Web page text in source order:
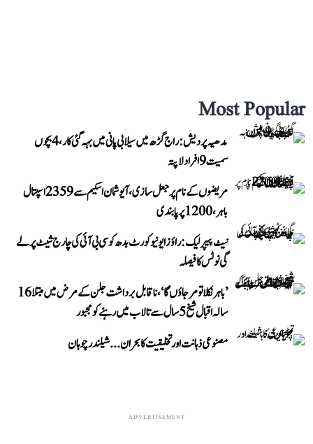
Most Popular
مدھیہ پردیش: راج گڑھ میں سیلابی پانی میں بہہ گئی کار، 4 بچوں
سمیت 9 افراد لاپتہ
مریضوں کے نام پر جعل سازی، آیوشمان اسکیم سے 2359 اسپتال
باہر، 1200 پر پابندی
نیٹ پیپر لیک: راؤز ایونیو کورٹ بدھ کو سی بی آئی کی چارج شیٹ پر لے
گی نوٹس کا فیصلہ
’باہر نکلا تو مر جاؤں گا‘، ناقابل برداشت جلن کے مرض میں مبتلا 16
سالہ اقبال شیخ 5 سال سے تالاب میں رہنے کو مجبور
مصنوعی ذہانت اور تخلیقیت کا بحران... شیلندر چوہان
ADVERTISEMENT